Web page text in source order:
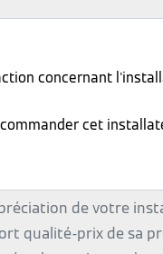
concernant
cet